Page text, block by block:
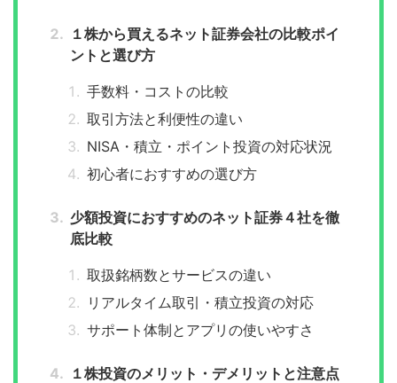
１株から買えるネット証券会社の比較ポイ
ントと選び方
手数料・コストの比較
取引方法と利便性の違い
NISA・積立・ポイント投資の対応状況
初心者におすすめの選び方
少額投資におすすめのネット証券４社を徹
底比較
取扱銘柄数とサービスの違い
リアルタイム取引・積立投資の対応
サポート体制とアプリの使いやすさ
１株投資のメリット・デメリットと注意点